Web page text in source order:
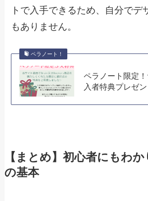
トで入手できるため、自分でデ
もありません。
ペラノート！
ペラノート限定
入者特典プレゼン
【まとめ】初心者にもわ
の基本